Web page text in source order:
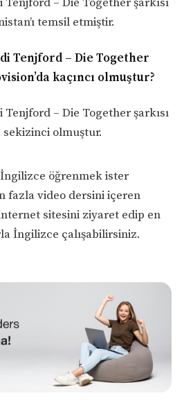
temsil etmiştir.
Tenjford – Die Together
kaçıncı olmuştur?
– Die Together şarkısı
sekizinci olmuştur.
öğrenmek ister
fazla video dersini içeren
internet sitesini ziyaret edip en
İngilizce çalışabilirsiniz.